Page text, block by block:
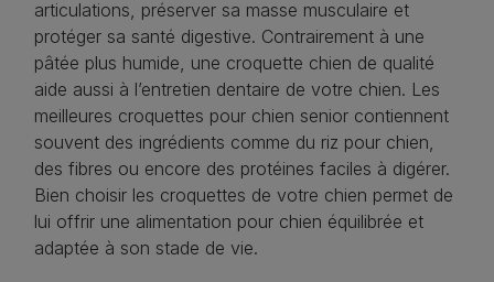
articulations, préserver sa masse musculaire et
protéger sa santé digestive. Contrairement à une
pâtée plus humide, une croquette chien de qualité
aide aussi à l’entretien dentaire de votre chien. Les
meilleures croquettes pour chien senior contiennent
souvent des ingrédients comme du riz pour chien,
des fibres ou encore des protéines faciles à digérer.
Bien choisir les croquettes de votre chien permet de
lui offrir une alimentation pour chien équilibrée et
adaptée à son stade de vie.